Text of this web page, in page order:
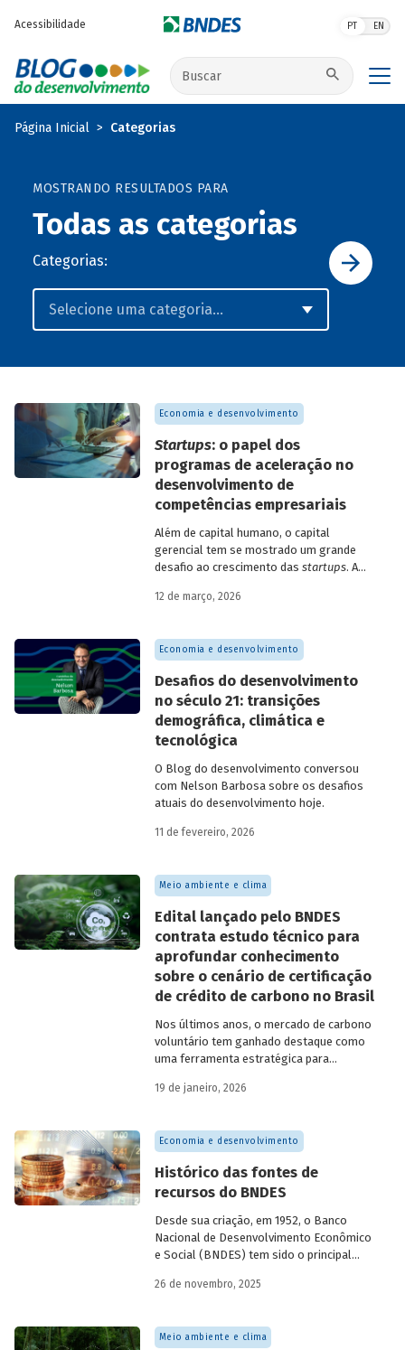
Acessibilidade PT EN
Buscar no site
Página Inicial Categorias
MOSTRANDO RESULTADOS PARA
Todas as categorias
Categorias:
Economia e desenvolvimento
Startups: o papel dos
programas de aceleração no
desenvolvimento de
competências empresariais
Além de capital humano, o capital
gerencial tem se mostrado um grande
desafio ao crescimento das startups. A
como programas de aceleração têm
desafio.
12 de março, 2026
Economia e desenvolvimento
Desafios do desenvolvimento
no século 21: transições
demográfica, climática e
tecnológica
O Blog do desenvolvimento conversou
com Nelson Barbosa sobre os desafios
atuais do desenvolvimento hoje.
11 de fevereiro, 2026
Meio ambiente e clima
Edital lançado pelo BNDES
contrata estudo técnico para
aprofundar conhecimento
sobre o cenário de certificação
de crédito de carbono no Brasil
Nos últimos anos, o mercado de carbono
voluntário tem ganhado destaque como
uma ferramenta estratégica para
de carbono e demonstrar compromisso
19 de janeiro, 2026
Economia e desenvolvimento
Histórico das fontes de
recursos do BNDES
Desde sua criação, em 1952, o Banco
Nacional de Desenvolvimento Econômico
e Social (BNDES) tem sido o principal
brasileiro, ocupando um espaço central
momentos de crise, como as de 2008 e
da Covid-19, e no combate à emergência
26 de novembro, 2025
Meio ambiente e clima